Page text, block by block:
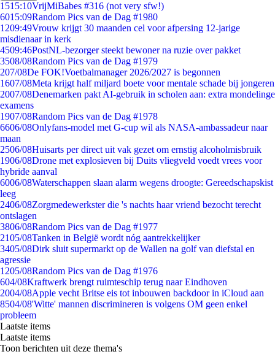
1515:10VrijMiBabes #316 (not very sfw!)
6015:09Random Pics van de Dag #1980
1209:49Vrouw krijgt 30 maanden cel voor afpersing 12-jarige
misdienaar in kerk
4509:46PostNL-bezorger steekt bewoner na ruzie over pakket
3508/08Random Pics van de Dag #1979
207/08De FOK!Voetbalmanager 2026/2027 is begonnen
1607/08Meta krijgt half miljard boete voor mentale schade bij jongeren
2007/08Denemarken pakt AI-gebruik in scholen aan: extra mondelinge
examens
1907/08Random Pics van de Dag #1978
6606/08Onlyfans-model met G-cup wil als NASA-ambassadeur naar
maan
2506/08Huisarts per direct uit vak gezet om ernstig alcoholmisbruik
1906/08Drone met explosieven bij Duits vliegveld voedt vrees voor
hybride aanval
6006/08Waterschappen slaan alarm wegens droogte: Gereedschapskist
leeg
2406/08Zorgmedewerkster die 's nachts haar vriend bezocht terecht
ontslagen
3806/08Random Pics van de Dag #1977
2105/08Tanken in België wordt nóg aantrekkelijker
3405/08Dirk sluit supermarkt op de Wallen na golf van diefstal en
agressie
1205/08Random Pics van de Dag #1976
604/08Kraftwerk brengt ruimteschip terug naar Eindhoven
2004/08Apple vecht Britse eis tot inbouwen backdoor in iCloud aan
8504/08'Witte' mannen discrimineren is volgens OM geen enkel
probleem
Laatste items
Laatste items
Toon berichten uit deze thema's